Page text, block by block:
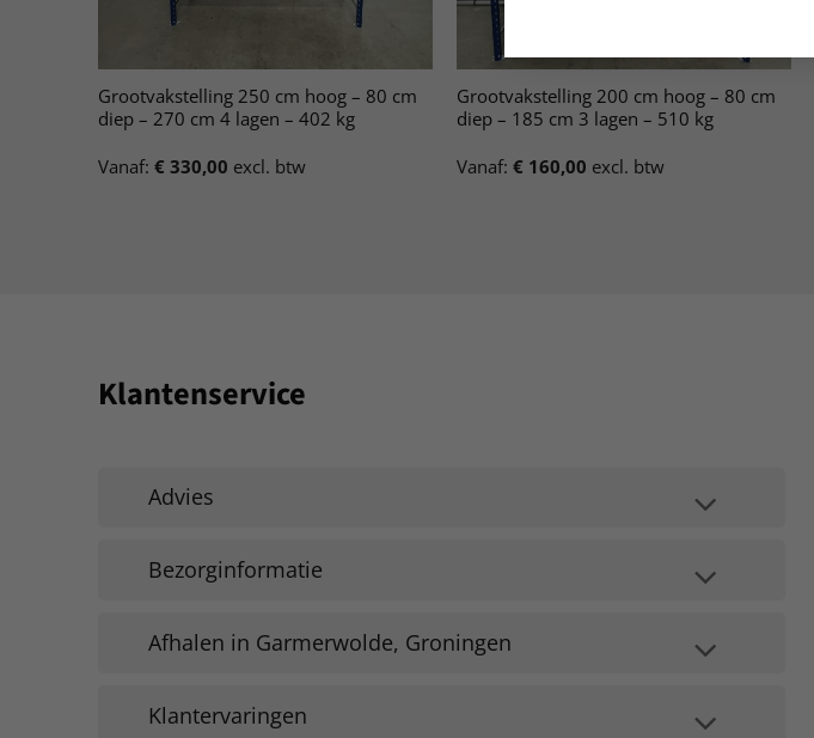
Grootvakstelling 250 cm hoog – 80 cm
diep – 270 cm 4 lagen – 402 kg
Vanaf: € 330,00 excl. btw
Grootvakstelling 200 cm hoog – 80 cm
diep – 185 cm 3 lagen – 510 kg
Vanaf: € 160,00 excl. btw
Klantenservice
Advies
Bezorginformatie
Afhalen in Garmerwolde, Groningen
Klantervaringen